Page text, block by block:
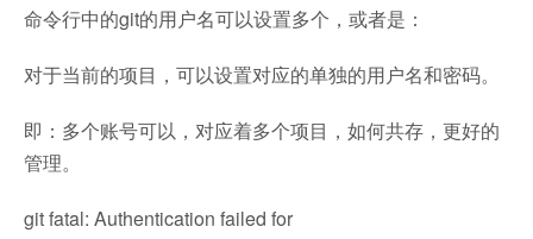
命令行中的git的用户名可以设置多个，或者是：
对于当前的项目，可以设置对应的单独的用户名和密码。
即：多个账号可以，对应着多个项目，如何共存，更好的
管理。
git fatal: Authentication failed for